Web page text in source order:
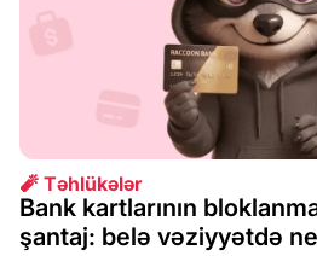
🧨 Təhlükələr
Bank kartlarının
şantaj: belə vəziyyətdə